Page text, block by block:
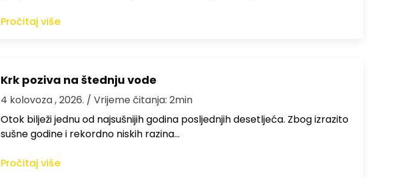
Pročitaj više
Krk poziva na štednju vode
4 kolovoza , 2026. / Vrijeme čitanja: 2min
Otok bilježi jednu od najsušnijih godina posljednjih desetljeća. Zbog izrazito
sušne godine i rekordno niskih razina…
Pročitaj više